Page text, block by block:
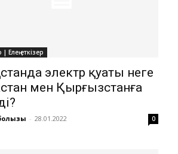
Елең еткізер
электр қуаты неге
мен Қырғызстанға
- 28.01.2022 0